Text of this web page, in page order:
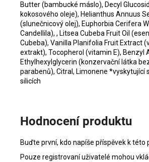
Butter (bambucké máslo), Decyl
kokosového oleje), Helianthus Annuus
(slunečnicový olej), Euphorbia Cerifera
Candellila), , Litsea Cubeba Fruit Oil
Cubeba), Vanilla Planifolia Fruit Extract
extrakt), Tocopherol (vitamin E), Benzyl
Ethylhexylglycerin (konzervační látka
parabenů), Citral, Limonene *vyskytující
silicích
Hodnocení produktu
Buďte první, kdo napíše příspěvek k této
Pouze registrovaní uživatelé mohou